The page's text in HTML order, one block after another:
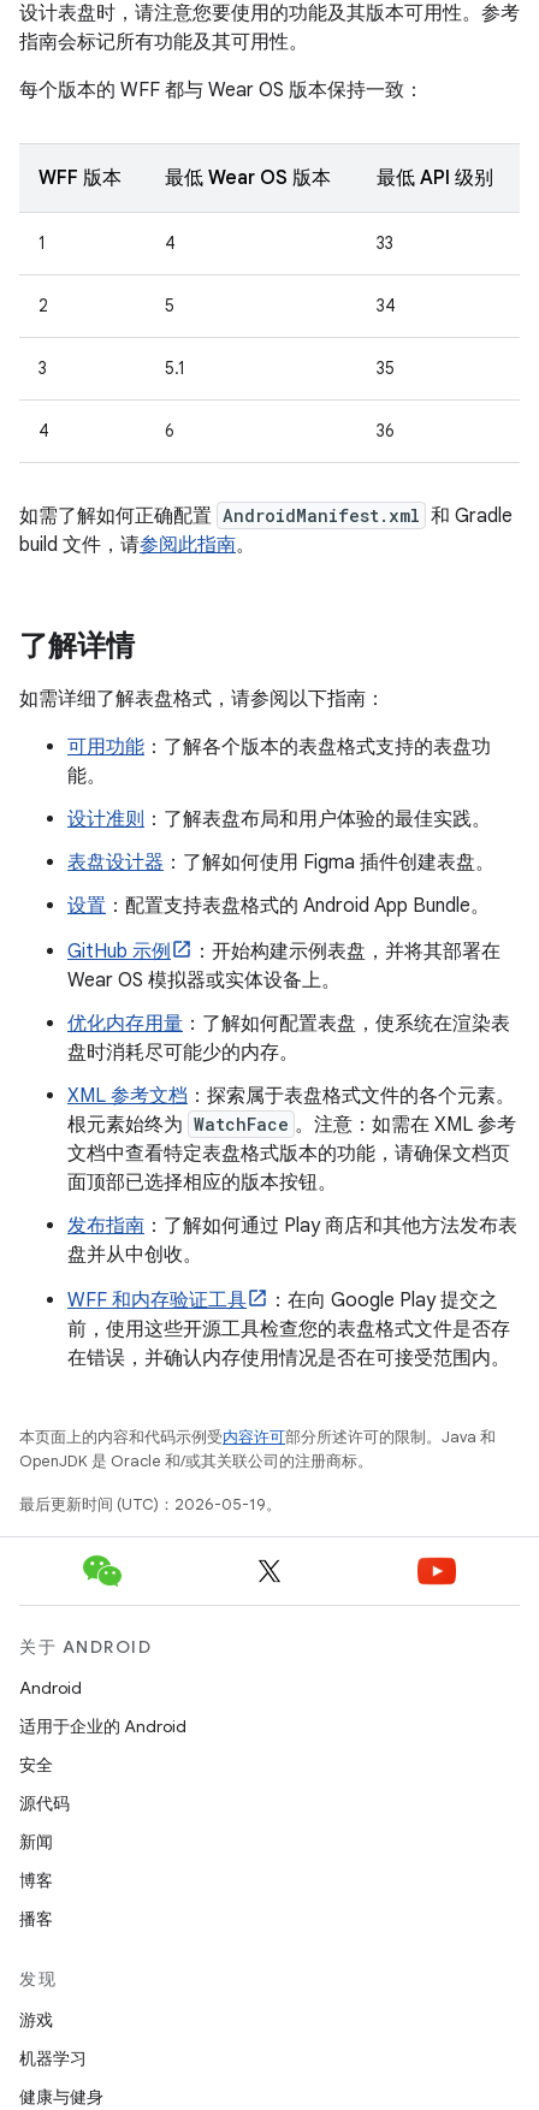
设计表盘时，请注意您要使用的功能及其版本可用性。参考
指南会标记所有功能及其可用性。
每个版本的 WFF 都与 Wear OS 版本保持一致：
WFF 版本 最低 Wear OS 版本 最低 API 级别
1 4 33
2 5 34
3 5.1 35
4 6 36
如需了解如何正确配置 AndroidManifest.xml 和 Gradle
build 文件，请参阅此指南。
了解详情
如需详细了解表盘格式，请参阅以下指南：
可用功能 ：了解各个版本的表盘格式支持的表盘功
能。
设计准则 ：了解表盘布局和用户体验的最佳实践。
表盘设计器 ：了解如何使用 Figma 插件创建表盘。
设置 ：配置支持表盘格式的 Android App Bundle。
GitHub 示例
：开始构建示例表盘，并将其部署在
Wear OS 模拟器或实体设备上。
优化内存用量 ：了解如何配置表盘，使系统在渲染表
盘时消耗尽可能少的内存。
XML 参考文档 ：探索属于表盘格式文件的各个元素。
根元素始终为 WatchFace 。注意：如需在 XML 参考
文档中查看特定表盘格式版本的功能，请确保文档页
面顶部已选择相应的版本按钮。
发布指南 ：了解如何通过 Play 商店和其他方法发布表
盘并从中创收。
WFF 和内存验证工具
：在向 Google Play 提交之
前，使用这些开源工具检查您的表盘格式文件是否存
在错误，并确认内存使用情况是否在可接受范围内。
本页面上的内容和代码示例受内容许可部分所述许可的限制。Java 和
OpenJDK 是 Oracle 和/或其关联公司的注册商标。
最后更新时间 (UTC)：2026-05-19。
关于 ANDROID
Android
适用于企业的 Android
安全
源代码
新闻
博客
播客
发现
游戏
机器学习
健康与健身